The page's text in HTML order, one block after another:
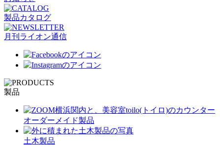
製品カタログ
月刊ライオン通信
製品
オーダーメイド製品
土木製品